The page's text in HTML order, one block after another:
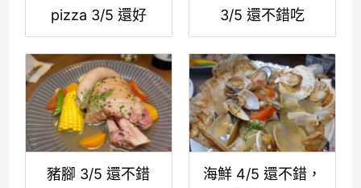
pizza 3/5 還好 3/5 還不錯吃
豬腳 3/5 還不錯
海鮮 4/5 還不錯，